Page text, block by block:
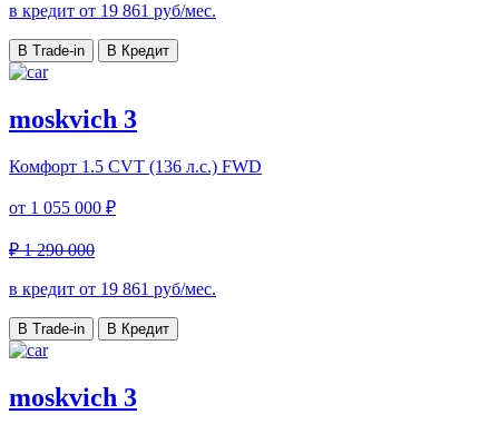
в кредит от 19 861 руб/мес.
В Trade-in В Кредит
moskvich 3
Комфорт 1.5 CVT (136 л.с.) FWD
от 1 055 000 ₽
₽ 1 290 000
в кредит от 19 861 руб/мес.
В Trade-in В Кредит
moskvich 3